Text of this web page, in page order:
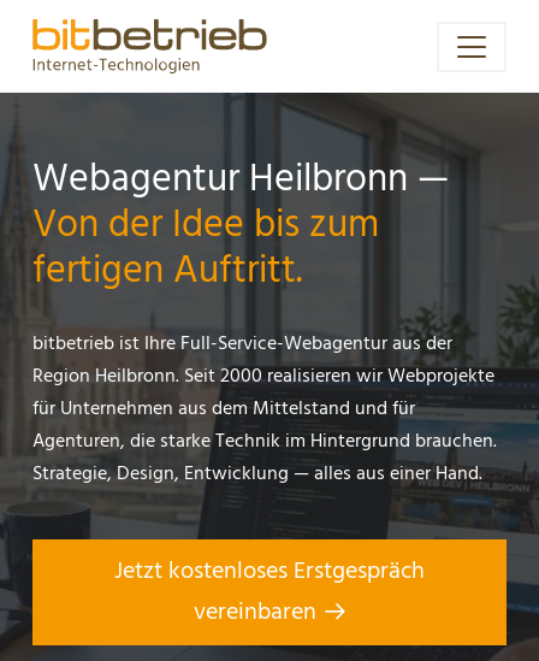
Webagentur Heilbronn —
Von der Idee bis zum
fertigen Auftritt.
bitbetrieb ist Ihre Full-Service-Webagentur aus der
Region Heilbronn. Seit 2000 realisieren wir Webprojekte
für Unternehmen aus dem Mittelstand und für
Agenturen, die starke Technik im Hintergrund brauchen.
Strategie, Design, Entwicklung — alles aus einer Hand.
Jetzt kostenloses Erstgespräch
vereinbaren